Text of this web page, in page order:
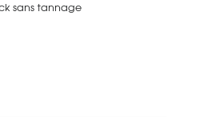
sans tannage